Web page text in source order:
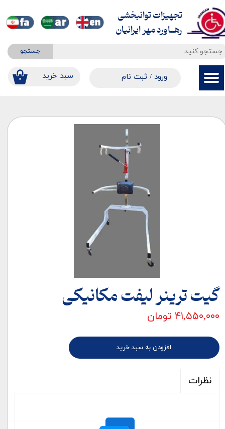
جستجو
۰ ​​سبد خرید ورود / ثبت نام
حساب کاربری من
سفارشات
خروج از حساب کاربری
تجهیزات توانبخشی
​​​​​​​رهــاورد مهر ایرانیان
گیت ترینر لیفت مکانیکی
۴۱,۵۵۰,۰۰۰ تومان
افزودن به سبد خرید
نظرات